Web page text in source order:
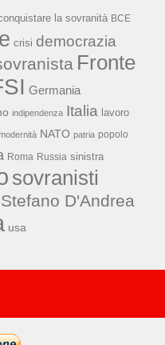
la sovranità BCE
crisi democrazia
Fronte
Germania
indipendenza Italia lavoro
NATO patria popolo
Roma Russia sinistra
sovranisti
Stefano D'Andrea
usa